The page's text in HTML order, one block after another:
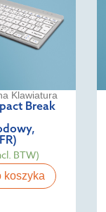
Klawiatura
Break
BTW)
koszyka